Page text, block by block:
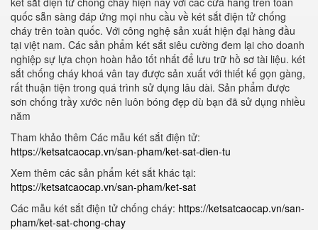
quốc sẵn sàng đáp ứng mọi nhu cầu về két sắt điện tử chống
cháy trên toàn quốc. Với công nghệ sản xuất hiện đại hàng đầu
tại việt nam. Các sản phẩm két sắt siêu cường đem lại cho doanh
nghiệp sự lựa chọn hoàn hảo tốt nhất để lưu trữ hồ sơ tài liệu. két
sắt chống cháy khoá vân tay được sản xuất với thiết kế gọn gàng,
rất thuận tiện trong quá trình sử dụng lâu dài. Sản phẩm được
sơn chống trầy xước nên luôn bóng đẹp dù bạn đã sử dụng nhiều
năm
Tham khảo thêm Các mẫu két sắt điện tử:
https://ketsatcaocap.vn/san-pham/ket-sat-dien-tu
Xem thêm các sản phẩm két sắt khác tại:
https://ketsatcaocap.vn/san-pham/ket-sat
Các mẫu két sắt điện tử chống cháy: https://ketsatcaocap.vn/san-
pham/ket-sat-chong-chay